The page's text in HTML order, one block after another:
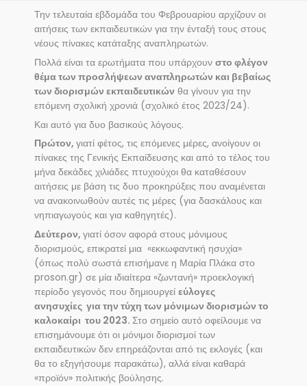
Την τελευταία εβδομάδα του Φεβρουαρίου αρχίζουν οι
αιτήσεις των εκπαιδευτικών για την ένταξή τους στους
νέους πίνακες κατάταξης αναπληρωτών.
Πολλά είναι τα ερωτήματα που υπάρχουν στο φλέγον
θέμα των προσλήψεων αναπληρωτών και βεβαίως
των διορισμών εκπαιδευτικών θα γίνουν για την
επόμενη σχολική χρονιά (σχολικό έτος 2023/24).
Και αυτό για δυο βασικούς λόγους.
Πρώτον, γιατί φέτος, τις επόμενες μέρες, ανοίγουν οι
πίνακες της Γενικής Εκπαίδευσης και από το τέλος του
μήνα δεκάδες χιλιάδες πτυχιούχοι θα καταθέσουν
αιτήσεις με βάση τις δυο προκηρύξεις που αναμένεται
να ανακοινωθούν αυτές τις μέρες (για δασκάλους και
νηπιαγωγούς και για καθηγητές).
Δεύτερον, γιατί όσον αφορά στους μόνιμους
διορισμούς, επικρατεί μια «εκκωφαντική ησυχία»
(όπως πολύ σωστά επισήμανε η Μαρία Πλάκα στο
proson.gr) σε μία ιδιαίτερα «ζωντανή» προεκλογική
περίοδο γεγονός που δημιουργεί εύλογες
ανησυχίες για την τύχη των μόνιμων διορισμών το
καλοκαίρι του 2023. Στο σημείο αυτό οφείλουμε να
επισημάνουμε ότι οι μόνιμοι διορισμοί των
εκπαιδευτικών δεν επηρεάζονται από τις εκλογές (και
θα το εξηγήσουμε παρακάτω), αλλά είναι καθαρά
«προϊόν» πολιτικής βούλησης.